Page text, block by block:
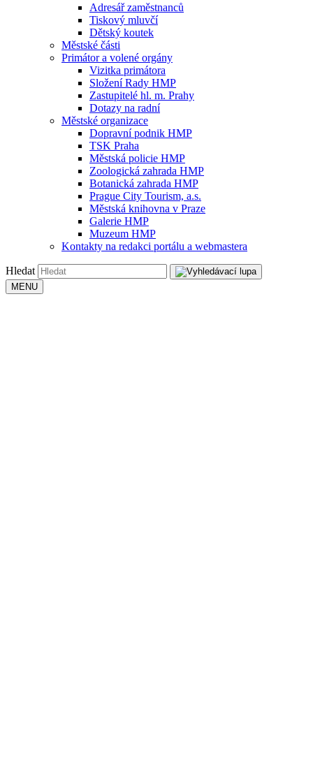
Adresář zaměstnanců
Tiskový mluvčí
Dětský koutek
Městské části
Primátor a volené orgány
Vizitka primátora
Složení Rady HMP
Zastupitelé hl. m. Prahy
Dotazy na radní
Městské organizace
Dopravní podnik HMP
TSK Praha
Městská policie HMP
Zoologická zahrada HMP
Botanická zahrada HMP
Prague City Tourism, a.s.
Městská knihovna v Praze
Galerie HMP
Muzeum HMP
Kontakty na redakci portálu a webmastera
Hledat
MENU